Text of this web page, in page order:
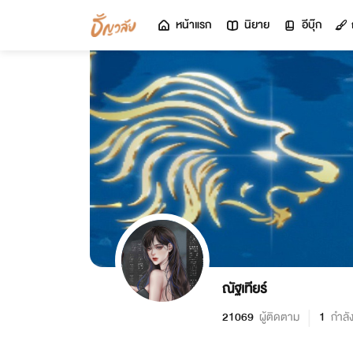
หน้าแรก นิยาย อีบุ๊ก
ณัฐเทียร์
21069 ผู้ติดตาม 1 กำ